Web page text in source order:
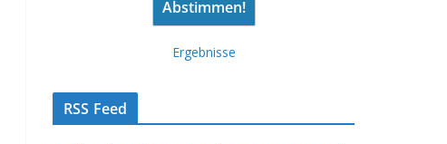
Ergebnisse
RSS Feed